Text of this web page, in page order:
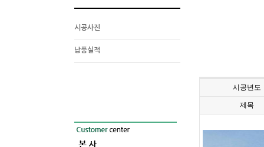
시공사진
납품실적
시공년도
제목